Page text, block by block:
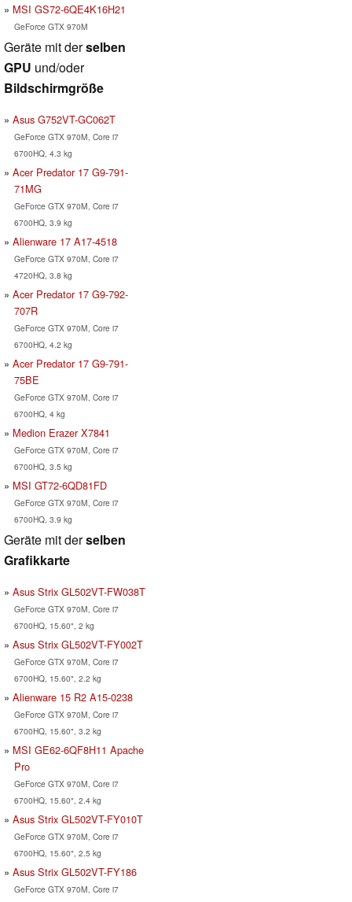
MSI GS72-6QE4K16H21
GeForce GTX 970M
Geräte mit derselben
GPU und/oder
Bildschirmgröße
Asus G752VT-GC062T
GeForce GTX 970M, Core i7
6700HQ, 4.3 kg
Acer Predator 17 G9-791-
71MG
GeForce GTX 970M, Core i7
6700HQ, 3.9 kg
Alienware 17 A17-4518
GeForce GTX 970M, Core i7
4720HQ, 3.8 kg
Acer Predator 17 G9-792-
707R
GeForce GTX 970M, Core i7
6700HQ, 4.2 kg
Acer Predator 17 G9-791-
75BE
GeForce GTX 970M, Core i7
6700HQ, 4 kg
Medion Erazer X7841
GeForce GTX 970M, Core i7
6700HQ, 3.5 kg
MSI GT72-6QD81FD
GeForce GTX 970M, Core i7
6700HQ, 3.9 kg
Geräte mit derselben
Grafikkarte
Asus Strix GL502VT-FW038T
GeForce GTX 970M, Core i7
6700HQ, 15.60", 2 kg
Asus Strix GL502VT-FY002T
GeForce GTX 970M, Core i7
6700HQ, 15.60", 2.2 kg
Alienware 15 R2 A15-0238
GeForce GTX 970M, Core i7
6700HQ, 15.60", 3.2 kg
MSI GE62-6QF8H11 Apache
Pro
GeForce GTX 970M, Core i7
6700HQ, 15.60", 2.4 kg
Asus Strix GL502VT-FY010T
GeForce GTX 970M, Core i7
6700HQ, 15.60", 2.5 kg
Asus Strix GL502VT-FY186
GeForce GTX 970M, Core i7